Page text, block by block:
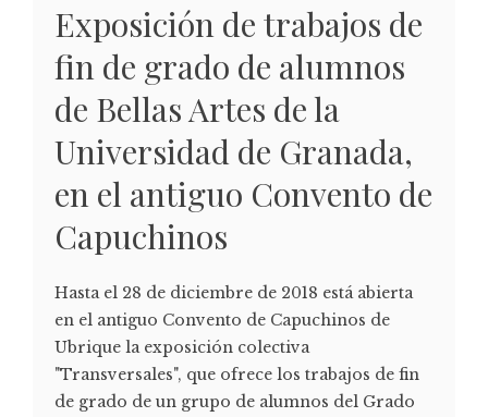
Exposición de trabajos de
fin de grado de alumnos
de Bellas Artes de la
Universidad de Granada,
en el antiguo Convento de
Capuchinos
Hasta el 28 de diciembre de 2018 está abierta
en el antiguo Convento de Capuchinos de
Ubrique la exposición colectiva
"Transversales", que ofrece los trabajos de fin
de grado de un grupo de alumnos del Grado